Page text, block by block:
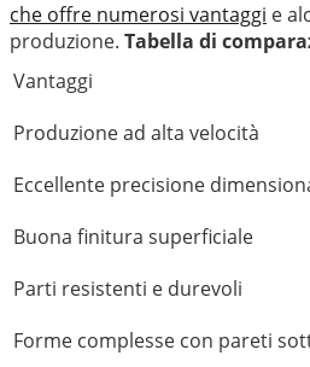
che offre numerosi vantaggi e
produzione. Tabella di
Vantaggi
Produzione ad alta velocità
Eccellente precisione
Buona finitura superficiale
Parti resistenti e durevoli
Forme complesse con pareti